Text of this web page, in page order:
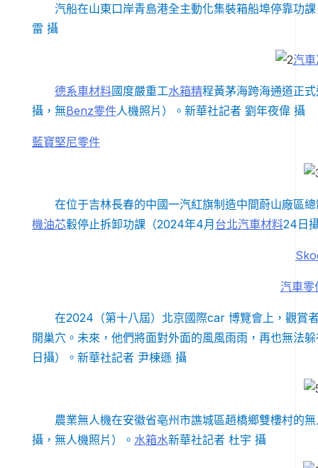
汽船在山東口岸青島港全主動化集裝箱船埠停靠功
雷 攝
汽
德系車材料國度嚴重工水箱精程黃茅海跨海通道正
攝，無Benz零件人機照片）。新華社記者 劉年夜偉 攝
藍寶堅尼零件
在位于吉林長春的中國一汽紅旗制造中間蔚山廠區
機油芯轂停止拆卸功課（2024年4月台北汽車材料24日
汽車零
在2024（第十八屆）北京國際car 博覽會上，觀賞
開巢穴。未來，他們將面對外面的風風雨雨，再也無法
日攝）。新華社記者 尹棟遜 攝
農業無人機在安徽省亳州市譙城區趙橋鄉雙樓村的
攝，無人機照片）。 水箱水新華社記者 杜宇 攝